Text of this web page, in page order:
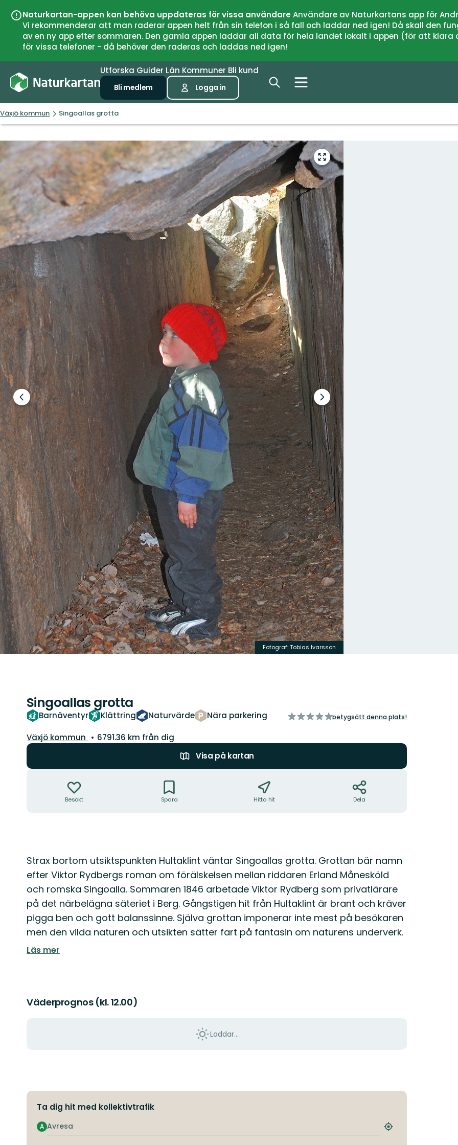
Naturkartan-appen kan behöva uppdateras för vissa användareAnvändare av Naturkartans app för
Vi rekommenderar att man raderar appen helt från sin telefon i så fall och laddar ned igen! Då skall den
av en ny app efter sommaren. Den gamla appen laddar all data för hela landet lokalt i appen (för att
för vissa telefoner - då behöver den raderas och laddas ned igen!
Utforska Guider Län Kommuner Bli kund
Bli medlem Logga in
Växjö kommun Singoallas grotta
Gå
till
helskärmsläge
Föregående
bild
Nästa
bildspel
Fotograf: Tobias Ivarsson
Singoallas grotta
Barnäventyr Klättring Naturvärde Nära parkering
av
betygsätt denna plats!
Guide:
Växjö kommun
6791.36 km från dig
Visa på kartan
Besökt Spara Hitta hit Dela
Beskrivning
Strax bortom utsiktspunkten Hultaklint väntar Singoallas grotta. Grottan bär namn
efter Viktor Rydbergs roman om förälskelsen mellan riddaren Erland Månesköld
och romska Singoalla. Sommaren 1846 arbetade Viktor Rydberg som privatlärare
på det närbelägna säteriet i Berg. Gångstigen hit från Hultaklint är brant och kräver
pigga ben och gott balanssinne. Själva grottan imponerar inte mest på besökaren
men den vilda naturen och utsikten sätter fart på fantasin om naturens underverk.
Läs mer
Väderprognos (kl. 12.00)
Laddar...
Ta dig hit med kollektivtrafik
Avresa
A
Hitta